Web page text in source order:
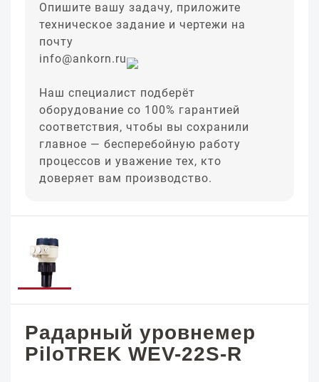
Опишите вашу задачу, приложите
техническое задание и чертежи на
почту
info@ankorn.ru
Наш специалист подберёт
оборудование со 100% гарантией
соответствия, чтобы вы сохранили
главное — бесперебойную работу
процессов и уважение тех, кто
доверяет вам производство.
Радарный уровнемер
PiloTREK WEV-22S-R